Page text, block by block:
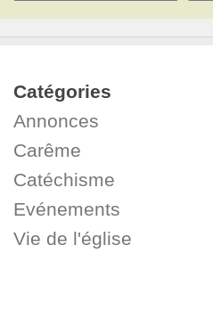
Catégories
Annonces
Carême
Catéchisme
Evénements
Vie de l'église